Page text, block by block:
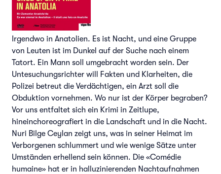
Irgendwo in Anatolien. Es ist Nacht, und eine Gruppe
von Leuten ist im Dunkel auf der Suche nach einem
Tatort. Ein Mann soll umgebracht worden sein. Der
Untesuchungsrichter will Fakten und Klarheiten, die
Polizei betreut die Verdächtigen, ein Arzt soll die
Obduktion vornehmen. Wo nur ist der Körper begraben?
Vor uns entfaltet sich ein Krimi in Zeitlupe,
hineinchoreografiert in die Landschaft und in die Nacht.
Nuri Bilge Ceylan zeigt uns, was in seiner Heimat im
Verborgenen schlummert und wie wenige Sätze unter
Umständen erhellend sein können. Die «Comédie
humaine» hat er in halluzinierenden Nachtaufnahmen